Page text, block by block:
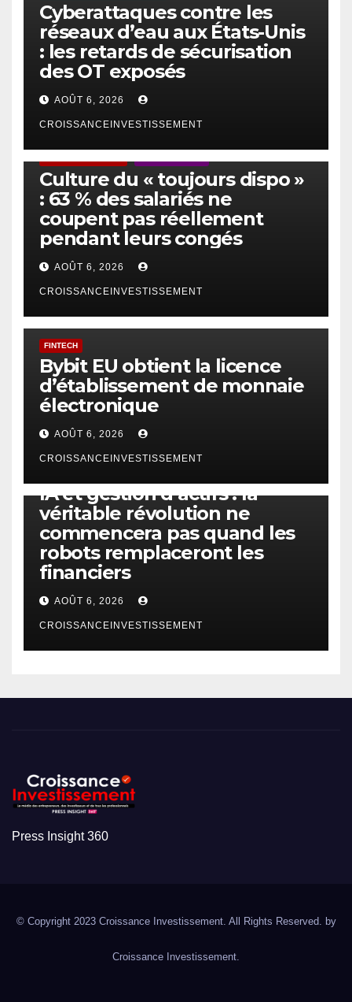
Cyberattaques contre les
réseaux d’eau aux États-Unis
: les retards de sécurisation
des OT exposés
AOÛT 6, 2026
CROISSANCEINVESTISSEMENT
Culture du « toujours dispo »
: 63 % des salariés ne
coupent pas réellement
pendant leurs congés
AOÛT 6, 2026
CROISSANCEINVESTISSEMENT
FINTECH
Bybit EU obtient la licence
d’établissement de monnaie
électronique
AOÛT 6, 2026
CROISSANCEINVESTISSEMENT
IA et gestion d’actifs : la
véritable révolution ne
commencera pas quand les
robots remplaceront les
financiers
AOÛT 6, 2026
CROISSANCEINVESTISSEMENT
Press Insight 360
© Copyright 2023 Croissance Investissement. All Rights Reserved. by
Croissance Investissement.